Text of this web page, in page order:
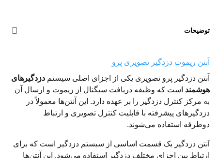
توضیحات
آنتن ریموت دزدگیر تصویری پرو
آنتن دزدگیر پرو تصویری یکی از اجزای اصلی سیستم دزدگیرهای
هوشمند است که وظیفه دریافت سیگنال از ریموت و ارسال آن
به مرکز کنترل دزدگیر را بر عهده دارد. این آنتن‌ها معمولاً در
دزدگیرهای پیشرفته با قابلیت کنترل تصویری و ارتباط
دوطرفه استفاده می‌شوند.
آنتن دزدگیر یک قسمت اساسی از سیستم دزدگیر است که برای
ارتباط بین اجزای مختلف دزدگیر استفاده می‌شود. این آنتن‌ها